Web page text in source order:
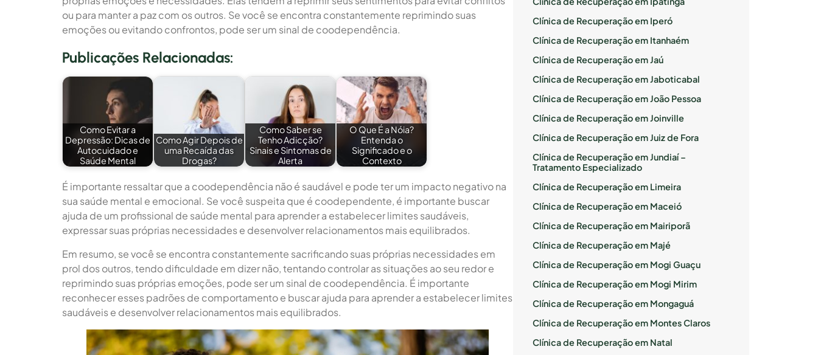
ou para manter a paz com os outros. Se você se encontra constantemente reprimindo suas
emoções ou evitando confrontos, pode ser um sinal de coodependência.
Publicações Relacionadas:
Como Evitar a
Depressão: Dicas de
Autocuidado e
Saúde Mental
Como Agir Depois de
uma Recaída das
Drogas?
Como Saber se
Tenho Adicção?
Sinais e Sintomas de
Alerta
O Que É a Nóia?
Entenda o
Significado e o
Contexto
É importante ressaltar que a coodependência não é saudável e pode ter um impacto negativo na
sua saúde mental e emocional. Se você suspeita que é coodependente, é importante buscar
ajuda de um profissional de saúde mental para aprender a estabelecer limites saudáveis,
expressar suas próprias necessidades e desenvolver relacionamentos mais equilibrados.
Em resumo, se você se encontra constantemente sacrificando suas próprias necessidades em
prol dos outros, tendo dificuldade em dizer não, tentando controlar as situações ao seu redor e
reprimindo suas próprias emoções, pode ser um sinal de coodependência. É importante
reconhecer esses padrões de comportamento e buscar ajuda para aprender a estabelecer limites
saudáveis e desenvolver relacionamentos mais equilibrados.
Clínica de Recuperação em Iperó
Clínica de Recuperação em Itanhaém
Clínica de Recuperação em Jaú
Clínica de Recuperação em Jaboticabal
Clínica de Recuperação em João Pessoa
Clínica de Recuperação em Joinville
Clínica de Recuperação em Juiz de Fora
Clínica de Recuperação em Jundiaí –
Tratamento Especializado
Clínica de Recuperação em Limeira
Clínica de Recuperação em Maceió
Clínica de Recuperação em Mairiporã
Clínica de Recuperação em Majé
Clínica de Recuperação em Mogi Guaçu
Clínica de Recuperação em Mogi Mirim
Clínica de Recuperação em Mongaguá
Clínica de Recuperação em Montes Claros
Clínica de Recuperação em Natal